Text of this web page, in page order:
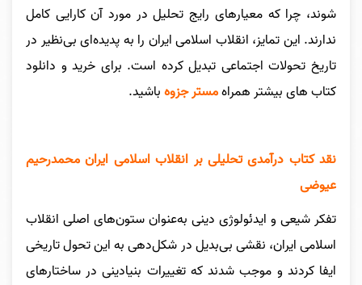
شوند، چرا که معیارهای رایج تحلیل در مورد آن کارایی کامل
ندارند. این تمایز، انقلاب اسلامی ایران را به پدیده‌ای بی‌نظیر در
تاریخ تحولات اجتماعی تبدیل کرده است. برای خرید و دانلود
کتاب های بیشتر همراهمستر جزوهباشید.
نقد کتاب درآمدی تحلیلی بر انقلاب اسلامی ایران محمدرحیم
عیوضی
تفکر شیعی و ایدئولوژی دینی به‌عنوان ستون‌های اصلی انقلاب
اسلامی ایران، نقشی بی‌بدیل در شکل‌دهی به این تحول تاریخی
ایفا کردند و موجب شدند که تغییرات بنیادینی در ساختارهای